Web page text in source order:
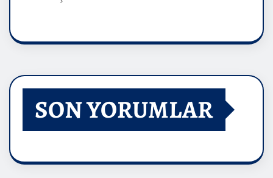
SON YORUMLAR